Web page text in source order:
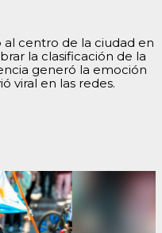
al centro de la ciudad en
la clasificación de la
generó la emoción
viral en las redes.